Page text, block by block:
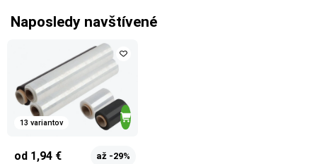
Naposledy navštívené
13 variantov
od 1,94 € až -29%